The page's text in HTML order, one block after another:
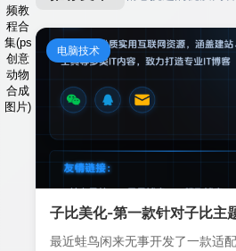
频教
程合
集(ps
创意
动物
合成
图片)
电脑技术
子比美化-第一款针对子比主
最近蛙鸟闲来无事开发了一款适